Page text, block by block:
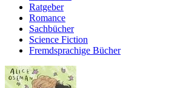
Ratgeber
Romance
Sachbücher
Science Fiction
Fremdsprachige Bücher